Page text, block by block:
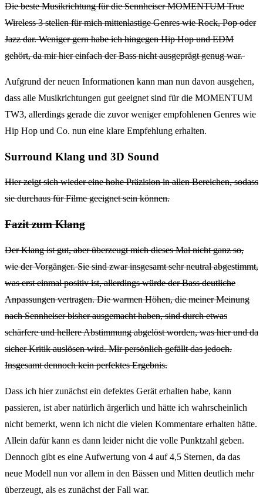
Die beste Musikrichtung für die Sennheiser MOMENTUM True
Wireless 3 stellen für mich mittenlastige Genres wie Rock, Pop oder
Jazz dar. Weniger gern habe ich hingegen Hip Hop und EDM
gehört, da mir hier einfach der Bass nicht ausgeprägt genug war.
Aufgrund der neuen Informationen kann man nun davon ausgehen,
dass alle Musikrichtungen gut geeignet sind für die MOMENTUM
TW3, allerdings gerade die zuvor weniger empfohlenen Genres wie
Hip Hop und Co. nun eine klare Empfehlung erhalten.
Surround Klang und 3D Sound
Hier zeigt sich wieder eine hohe Präzision in allen Bereichen, sodass
sie durchaus für Filme geeignet sein können.
Fazit zum Klang
Der Klang ist gut, aber überzeugt mich dieses Mal nicht ganz so,
wie der Vorgänger. Sie sind zwar insgesamt sehr neutral abgestimmt,
was erst einmal positiv ist, allerdings würde der Bass deutliche
Anpassungen vertragen. Die warmen Höhen, die meiner Meinung
nach Sennheiser bisher ausgemacht haben, sind durch etwas
schärfere und hellere Abstimmung abgelöst worden, was hier und da
sicher Kritik auslösen wird. Mir persönlich gefällt das jedoch.
Insgesamt dennoch kein perfektes Ergebnis.
Dass ich hier zunächst ein defektes Gerät erhalten habe, kann
passieren, ist aber natürlich ärgerlich und hätte ich wahrscheinlich
nicht bemerkt, wenn ich nicht die vielen Kommentare erhalten hätte.
Allein dafür kann es dann leider nicht die volle Punktzahl geben.
Dennoch gibt es eine Aufwertung von 4 auf 4,5 Sternen, da das
neue Modell nun vor allem in den Bässen und Mitten deutlich mehr
überzeugt, als es zunächst der Fall war.